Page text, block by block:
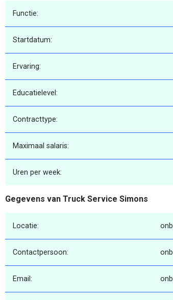
Functie:
Startdatum:
Ervaring:
Educatielevel:
Contracttype:
Maximaal salaris:
Uren per week:
Gegevens van Truck Service Simons
Locatie:
Contactpersoon:
Email: